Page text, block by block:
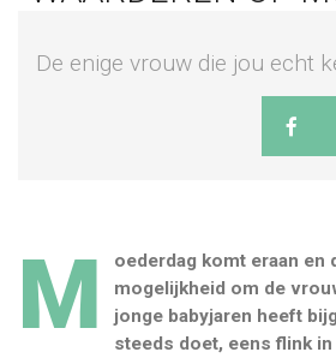
WELL TRAVELED
De enige vrouw die jou echt
M
oederdag komt eraan en
mogelijkheid om de
jonge babyjaren heeft
steeds doet, eens flink